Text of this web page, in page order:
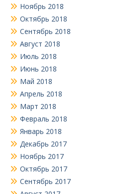
Ноябрь 2018
Октябрь 2018
Сентябрь 2018
Август 2018
Июль 2018
Июнь 2018
Май 2018
Апрель 2018
Март 2018
Февраль 2018
Январь 2018
Декабрь 2017
Ноябрь 2017
Октябрь 2017
Сентябрь 2017